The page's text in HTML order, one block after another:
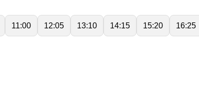
11:00 12:05 13:10 14:15 15:20 16:25